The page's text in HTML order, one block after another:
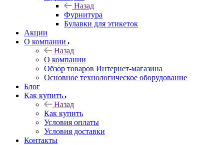
Назад
Фурнитура
Булавки для этикеток
Акции
О компании
Назад
О компании
Обзор товаров Интернет-магазина
Основное технологическое оборудование
Блог
Как купить
Назад
Как купить
Условия оплаты
Условия доставки
Контакты